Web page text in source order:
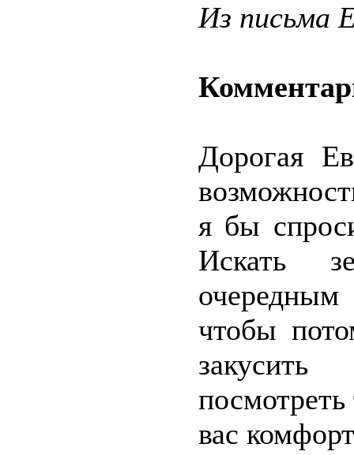
Из письма
Дорогая
я бы
Искать
чтобы
вас